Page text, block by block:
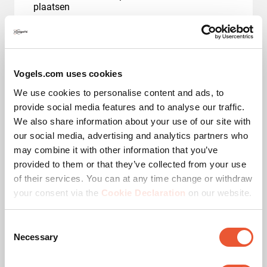
Vogels.com uses cookies
We use cookies to personalise content and ads, to
provide social media features and to analyse our traffic.
We also share information about your use of our site with
our social media, advertising and analytics partners who
may combine it with other information that you’ve
provided to them or that they’ve collected from your use
of their services. You can at any time change or withdraw
your consent via the Cookie Declaration on our website.
Selection
Necessary
plaatsen
Speakers: klein detail, groot
verschil
Een goed geplaatste speaker maakt een wereld van
verschil in geluid.
Of het nu gaat om film, muziek of een multiroom-